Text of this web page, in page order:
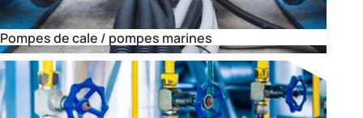
Pompes de cale / pompes marines